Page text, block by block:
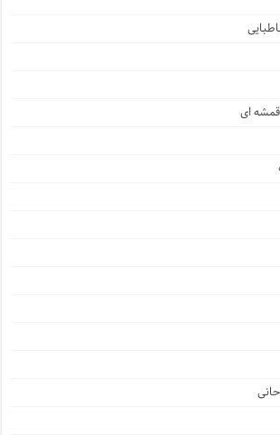
قمشه ای